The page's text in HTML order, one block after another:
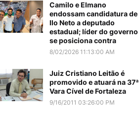
Camilo e Elmano
endossam candidatura de
Ilo Neto a deputado
estadual; líder do governo
se posiciona contra
8/02/2026 11:13:00 AM
Juiz Cristiano Leitão é
promovido e atuará na 37ª
Vara Cível de Fortaleza
9/16/2011 03:26:00 PM